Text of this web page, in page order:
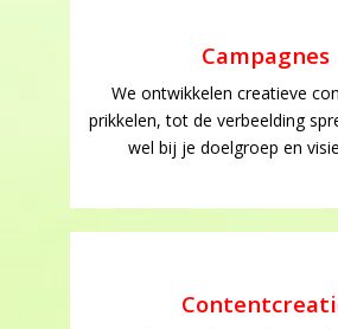
Campagnes
We ontwikkelen creatieve
prikkelen, tot de verbeelding
wel bij je doelgroep en